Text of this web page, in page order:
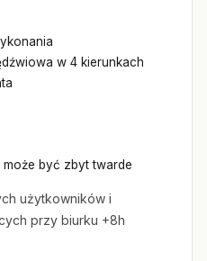
w 4 kierunkach
być zbyt twarde
użytkowników i
przy biurku +8h